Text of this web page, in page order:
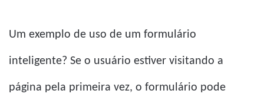
Um exemplo de uso de um formulário
inteligente? Se o usuário estiver visitando a
página pela primeira vez, o formulário pode